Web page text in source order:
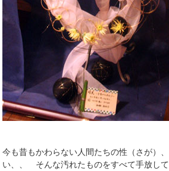
今も昔もかわらない人間たちの性（さが）
い、、 そんな汚れたものをすべて手放し